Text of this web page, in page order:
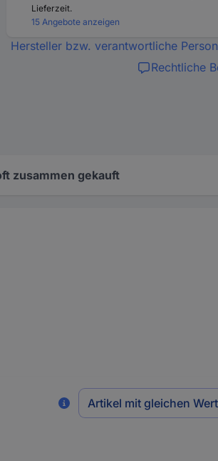
Lieferzeit.
15 Angebote anzeigen
Hersteller bzw. verantwortliche
Rechtliche
zusammen gekauft
Artikel mit gleichen